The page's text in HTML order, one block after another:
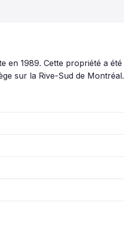
en 1989. Cette propriété a été
sur la Rive-Sud de Montréal.